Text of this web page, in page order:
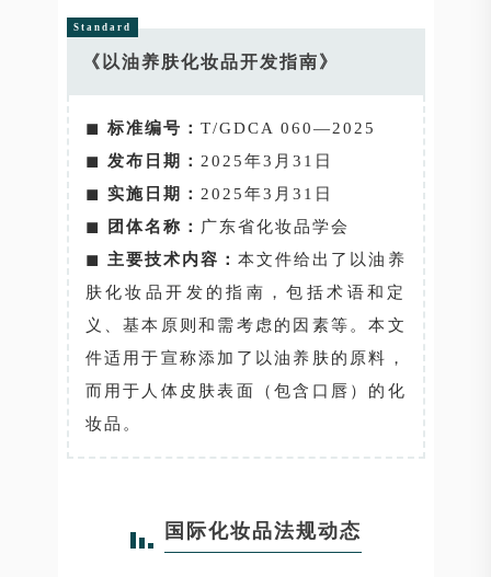
Standard
《以油养肤化妆品开发指南》
◼ 标准编号： T/GDCA 060—2025
◼
发布日期： 2025年3月31日
◼ 实施日期： 2025年3月31日
◼
团体名称：
广东省化妆品学会
◼ 主要技术内容： 本文件给出了以油养
肤化妆品开发的指南，包括术语和定
义、基本原则和需考虑的因素等。本文
件适用于宣称添加了以油养肤的原料，
而用于人体皮肤表面（包含口唇）的化
妆品。
国际化妆品法规动态